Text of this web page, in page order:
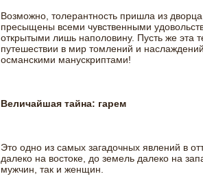
Возможно, толерантность пришла из
пресыщены всеми чувственными
открытыми лишь наполовину. Пусть же эта
путешествии в мир томлений и
османскими манускриптами!
Величайшая тайна: гарем
Это одно из самых загадочных явлений в
далеко на востоке, до земель далеко на
мужчин, так и женщин.